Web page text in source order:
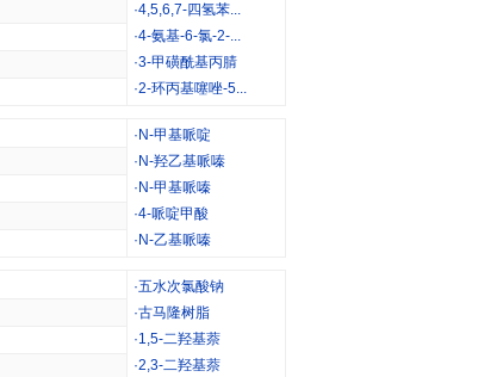
·4,5,6,7-四氢苯...
·4-氨基-6-氯-2-...
·3-甲磺酰基丙腈
·2-环丙基噻唑-5...
· N-甲基哌啶
· N-羟乙基哌嗪
· N-甲基哌嗪
·4-哌啶甲酸
· N-乙基哌嗪
·五水次氯酸钠
·古马隆树脂
·1,5-二羟基萘
·2,3-二羟基萘